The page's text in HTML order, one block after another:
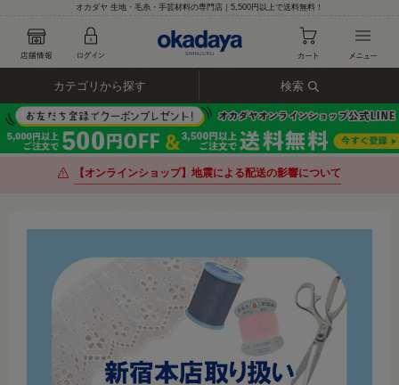
オカダヤ 生地・毛糸・手芸材料の専門店｜5,500円以上で送料無料！
カテゴリから探す 検索
【オンラインショップ】地震による配送の影響について